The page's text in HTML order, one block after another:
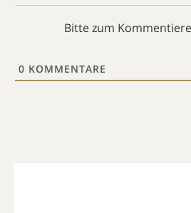
Bitte zum
0 KOMMENTARE